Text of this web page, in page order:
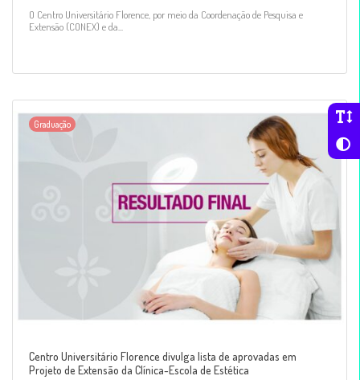
O Centro Universitário Florence, por meio da Coordenação de Pesquisa e
Extensão (CONEX) e da...
Graduação
Centro Universitário Florence divulga lista de aprovadas em
Projeto de Extensão da Clínica-Escola de Estética